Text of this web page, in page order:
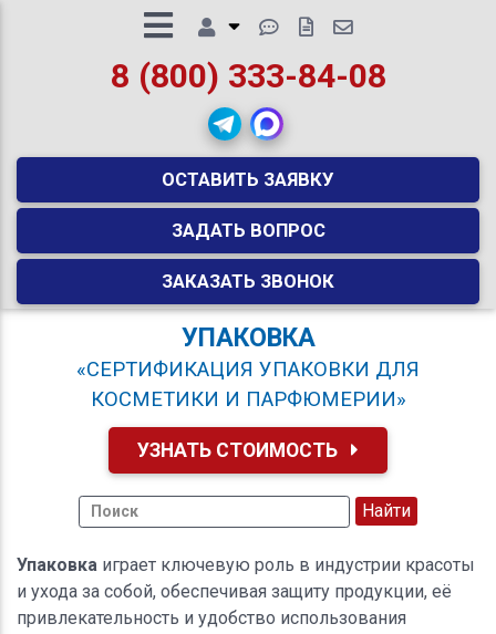
8 (800) 333-84-08
ОСТАВИТЬ ЗАЯВКУ
ЗАДАТЬ ВОПРОС
ЗАКАЗАТЬ ЗВОНОК
УПАКОВКА
«СЕРТИФИКАЦИЯ УПАКОВКИ ДЛЯ
КОСМЕТИКИ И ПАРФЮМЕРИИ»
УЗНАТЬ СТОИМОСТЬ
Упаковка играет ключевую роль в индустрии красоты
и ухода за собой, обеспечивая защиту продукции, её
привлекательность и удобство использования